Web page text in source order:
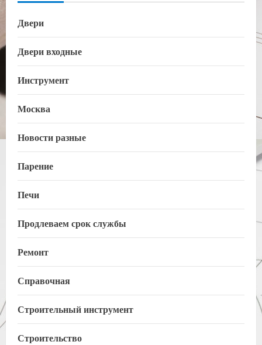
Двери
Двери входные
Инструмент
Москва
Новости разные
Парение
Печи
Продлеваем срок службы
Ремонт
Справочная
Строительный инструмент
Строительство